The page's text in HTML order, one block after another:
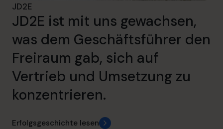
JD2E
JD2E ist mit uns gewachsen,
was dem Geschäftsführer den
Freiraum gab, sich auf
Vertrieb und Umsetzung zu
konzentrieren.
Erfolgsgeschichte lesen